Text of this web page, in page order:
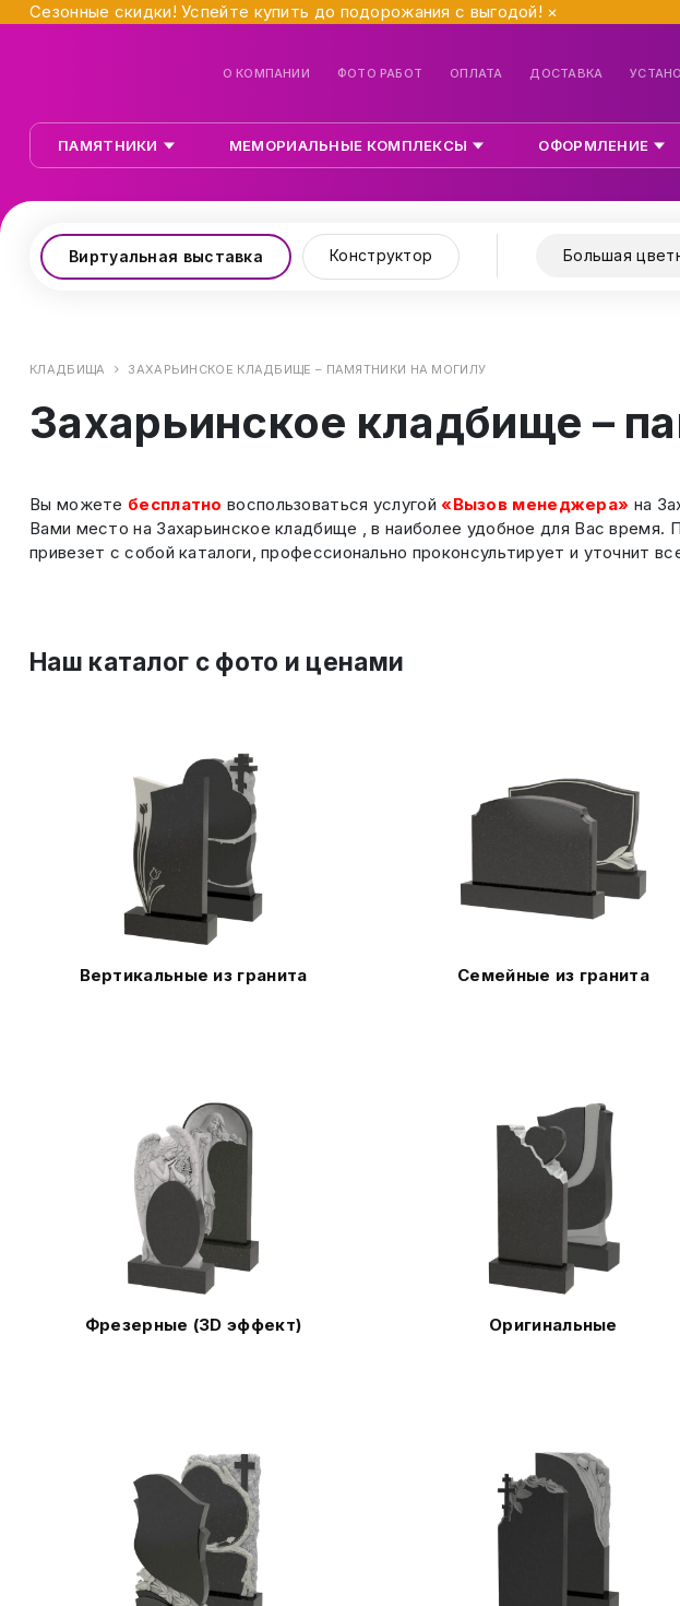
Сезонные скидки! Успейте купить до подорожания с выгодой! ×
О КОМПАНИИ ФОТО РАБОТ ОПЛАТА ДОСТАВКА
ПАМЯТНИКИ МЕМОРИАЛЬНЫЕ КОМПЛЕКСЫ ОФОРМЛЕНИЕ
Виртуальная выставка Конструктор Большая
КЛАДБИЩА ЗАХАРЬИНСКОЕ КЛАДБИЩЕ – ПАМЯТНИКИ НА МОГИЛУ
Захарьинское кладбище –
Вы можете бесплатно воспользоваться услугой«Вызов менеджера» на
Вами место на Захарьинское кладбище , в наиболее удобное для Вас
привезет с собой каталоги, профессионально проконсультирует и уточнит
Наш каталог c фото и ценами
Вертикальные из гранита Семейные из гранита
Фрезерные (3D эффект) Оригинальные